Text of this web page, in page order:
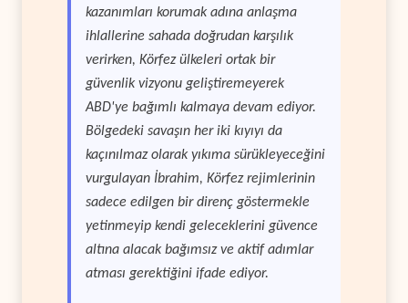
kazanımları korumak adına anlaşma
ihlallerine sahada doğrudan karşılık
verirken, Körfez ülkeleri ortak bir
güvenlik vizyonu geliştiremeyerek
ABD'ye bağımlı kalmaya devam ediyor.
Bölgedeki savaşın her iki kıyıyı da
kaçınılmaz olarak yıkıma sürükleyeceğini
vurgulayan İbrahim, Körfez rejimlerinin
sadece edilgen bir direnç göstermekle
yetinmeyip kendi geleceklerini güvence
altına alacak bağımsız ve aktif adımlar
atması gerektiğini ifade ediyor.